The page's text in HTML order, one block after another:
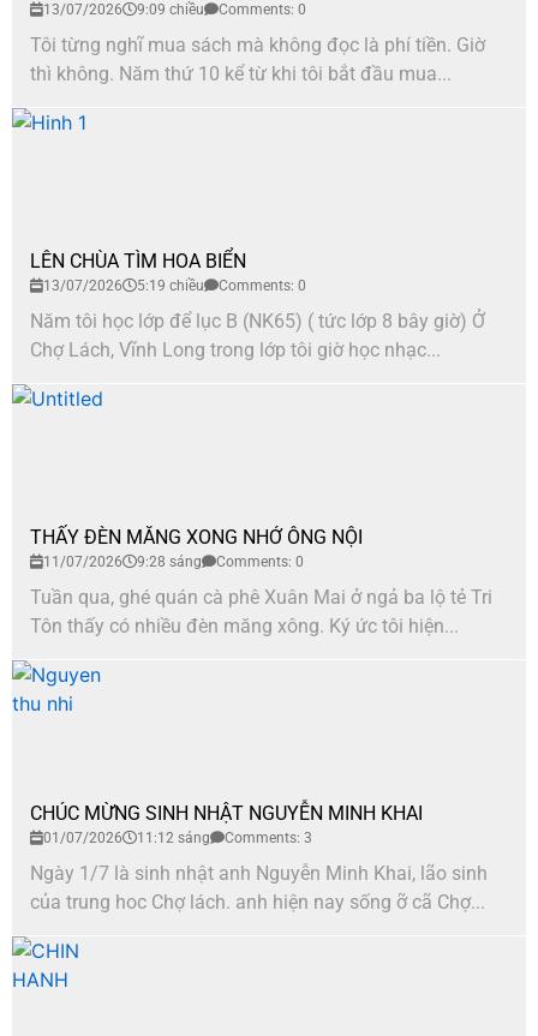
13/07/2026 9:09 chiều Comments: 0
Tôi từng nghĩ mua sách mà không đọc là phí tiền. Giờ
thì không. Năm thứ 10 kể từ khi tôi bắt đầu mua...
LÊN CHÙA TÌM HOA BIỂN
13/07/2026 5:19 chiều Comments: 0
Năm tôi học lớp để lục B (NK65) ( tức lớp 8 bây giờ) Ở
Chợ Lách, Vĩnh Long trong lớp tôi giờ học nhạc...
THẤY ĐÈN MĂNG XONG NHỚ ÔNG NỘI
11/07/2026 9:28 sáng Comments: 0
Tuần qua, ghé quán cà phê Xuân Mai ở ngả ba lộ tẻ Tri
Tôn thấy có nhiều đèn măng xông. Ký ức tôi hiện...
CHÚC MỪNG SINH NHẬT NGUYỄN MINH KHAI
01/07/2026 11:12 sáng Comments: 3
Ngày 1/7 là sinh nhật anh Nguyễn Minh Khai, lão sinh
của trung hoc Chợ lách. anh hiện nay sống ỡ cã Chợ...